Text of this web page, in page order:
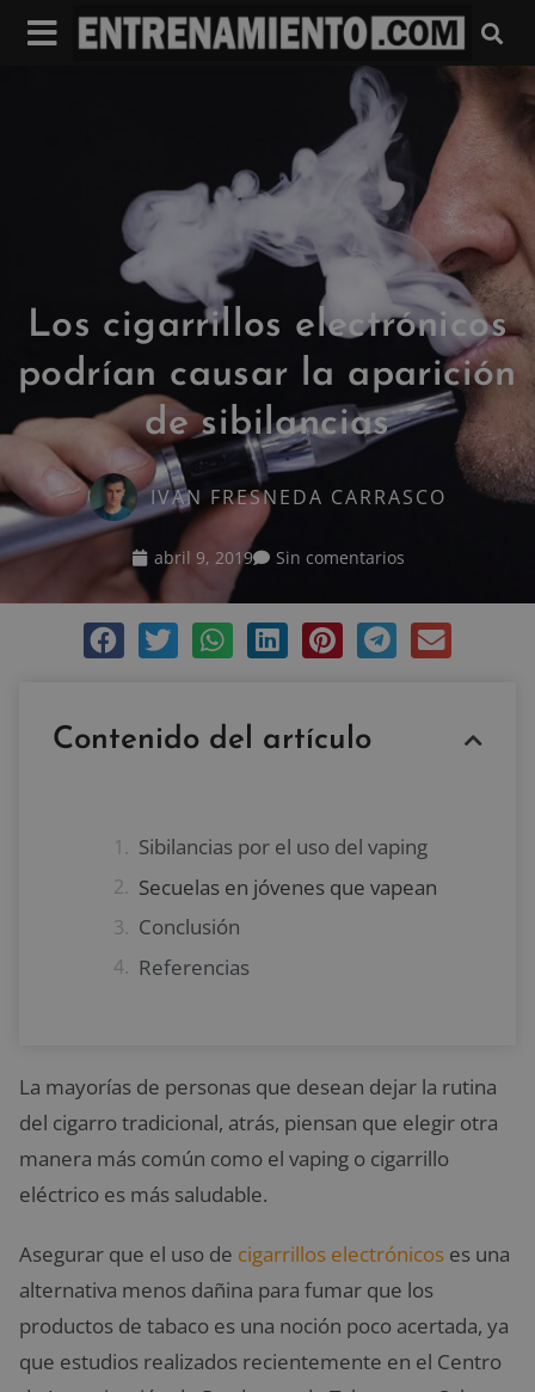
Los cigarrillos electrónicos
podrían causar la aparición
de sibilancias
IVAN FRESNEDA CARRASCO
abril 9, 2019 Sin comentarios
Contenido del artículo
Sibilancias por el uso del vaping
Secuelas en jóvenes que vapean
Conclusión
Referencias
La mayorías de personas que desean dejar la rutina
del cigarro tradicional, atrás, piensan que elegir otra
manera más común como el vaping o cigarrillo
eléctrico es más saludable.
Asegurar que el uso de cigarrillos electrónicos es una
alternativa menos dañina para fumar que los
productos de tabaco es una noción poco acertada, ya
que estudios realizados recientemente en el Centro